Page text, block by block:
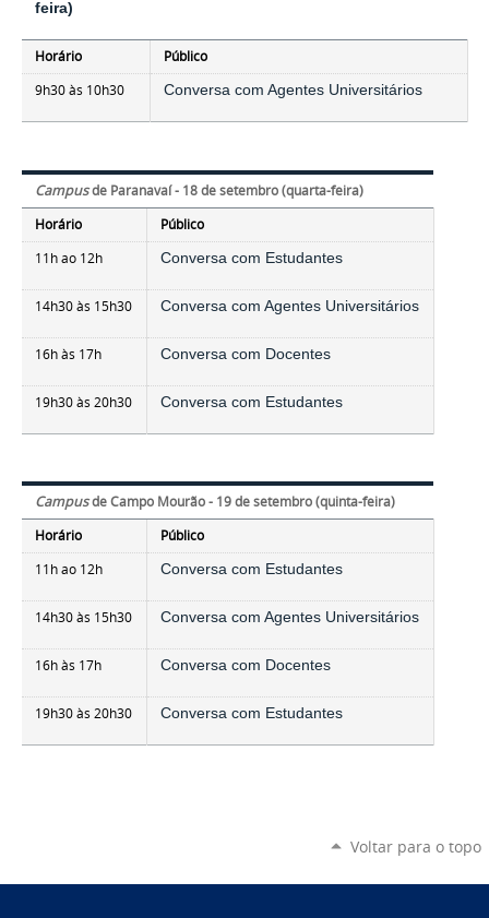
feira)
Horário
Público
9h30 às 10h30
Conversa com Agentes Universitários
Campusde Paranavaí - 18 de setembro (quarta-feira)
Horário
Público
11h ao 12h
Conversa com Estudantes
14h30 às 15h30 Conversa com Agentes Universitários
16h às 17h Conversa com Docentes
19h30 às 20h30 Conversa com Estudantes
Campusde Campo Mourão - 19 de setembro (quinta-feira)
Horário
Público
11h ao 12h
Conversa com Estudantes
14h30 às 15h30 Conversa com Agentes Universitários
16h às 17h Conversa com Docentes
19h30 às 20h30 Conversa com Estudantes
Voltar para o topo